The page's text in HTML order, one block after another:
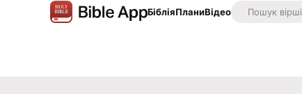
БібліяПланиВідео